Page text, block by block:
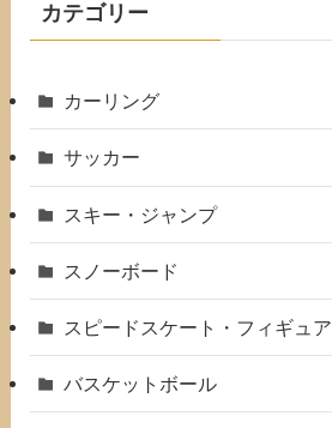
カテゴリー
カーリング
サッカー
スキー・ジャンプ
スノーボード
スピードスケート・フィギュア
バスケットボール